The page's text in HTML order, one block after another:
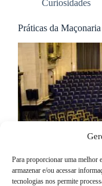
Para proporcionar uma melhor
armazenar e/ou acessar
tecnologias nos permite
Curiosidades
Práticas da